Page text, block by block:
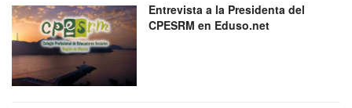
Entrevista a la Presidenta del
CPESRM en Eduso.net